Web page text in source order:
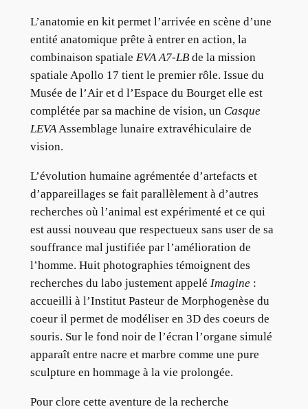
L’anatomie en kit permet l’arrivée en scène d’une
entité anatomique prête à entrer en action, la
combinaison spatiale EVA A7-LBde la mission
spatiale Apollo 17 tient le premier rôle. Issue du
Musée de l’Air et d l’Espace du Bourget elle est
complétée par sa machine de vision, un Casque
LEVAAssemblage lunaire extravéhiculaire de
vision.
L’évolution humaine agrémentée d’artefacts et
d’appareillages se fait parallèlement à d’autres
recherches où l’animal est expérimenté et ce qui
est aussi nouveau que respectueux sans user de sa
souffrance mal justifiée par l’amélioration de
l’homme. Huit photographies témoignent des
recherches du labo justement appelé Imagine:
accueilli à l’Institut Pasteur de Morphogenèse du
coeur il permet de modéliser en 3D des coeurs de
souris. Sur le fond noir de l’écran l’organe simulé
apparaît entre nacre et marbre comme une pure
sculpture en hommage à la vie prolongée.
Pour clore cette aventure de la recherche